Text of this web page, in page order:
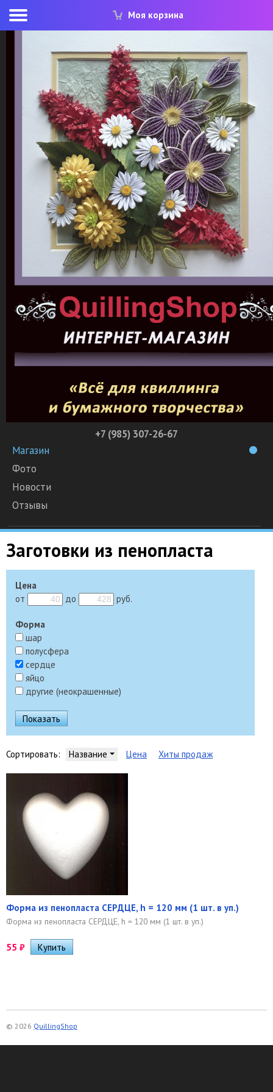
Моя корзина
+7 (985) 307-26-67
Магазин
Фото
Новости
Отзывы
Заготовки из пенопласта
Цена
от
до руб.
Форма
шар
полусфера
сердце
яйцо
другие (неокрашенные)
Сортировать: Название Цена Хиты продаж
Форма из пенопласта СЕРДЦЕ, h = 120 мм (1 шт. в уп.)
Форма из пенопласта СЕРДЦЕ, h = 120 мм (1 шт. в уп.)
55 ₽
© 2026 QuillingShop